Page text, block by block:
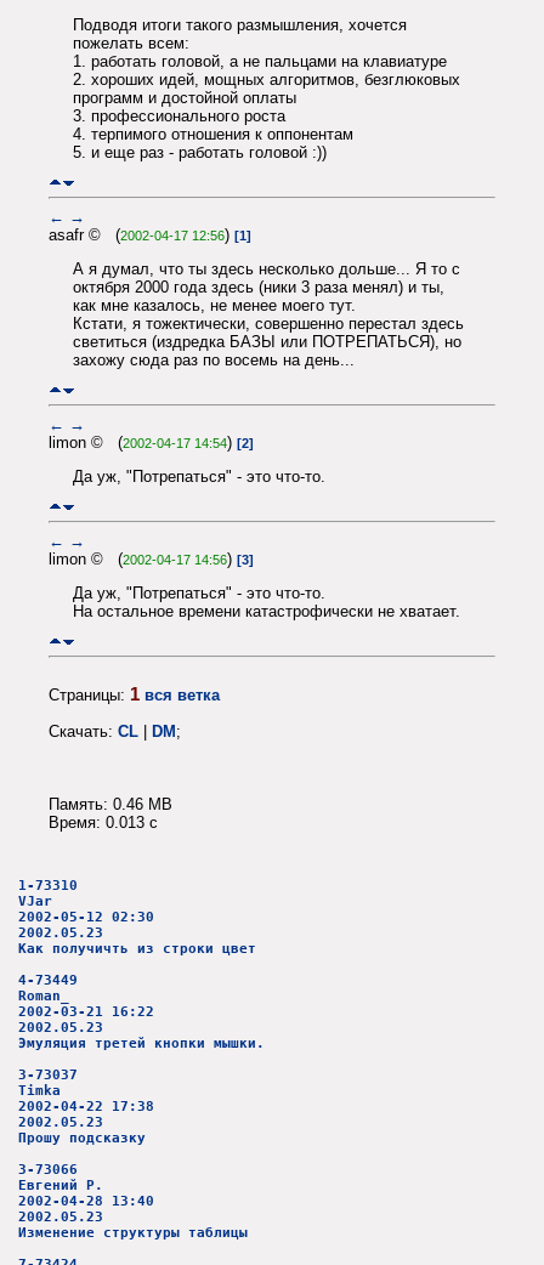
Подводя итоги такого размышления, хочется
пожелать всем:
1. работать головой, а не пальцами на клавиатуре
2. хороших идей, мощных алгоритмов, безглюковых
программ и достойной оплаты
3. профессионального роста
4. терпимого отношения к оппонентам
5. и еще раз - работать головой :))
← →
asafr © (2002-04-17 12:56) [1]
А я думал, что ты здесь несколько дольше... Я то с
октября 2000 года здесь (ники 3 раза менял) и ты,
как мне казалось, не менее моего тут.
Кстати, я тожектически, совершенно перестал здесь
светиться (издредка БАЗЫ или ПОТРЕПАТЬСЯ), но
захожу сюда раз по восемь на день...
← →
limon © (2002-04-17 14:54) [2]
Да уж, "Потрепаться" - это что-то.
← →
limon © (2002-04-17 14:56) [3]
Да уж, "Потрепаться" - это что-то.
На остальное времени катастрофически не хватает.
Страницы: 1 вся ветка
Скачать: CL | DM;
Память: 0.46 MB
Время: 0.013 c
1-73310
VJar
2002-05-12 02:30
2002.05.23
Как получичть из строки цвет
4-73449
Roman_
2002-03-21 16:22
2002.05.23
Эмуляция третей кнопки мышки.
3-73037
Timka
2002-04-22 17:38
2002.05.23
Прошу подсказку
3-73066
Евгений Р.
2002-04-28 13:40
2002.05.23
Изменение структуры таблицы